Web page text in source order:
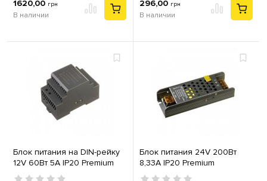
1620,00 грн
В наличии
296,00 грн
В наличии
Блок питания на DIN-рейку
12V 60Вт 5А IP20 Premium
Блок питания 24V 200Вт
8,33А IP20 Premium